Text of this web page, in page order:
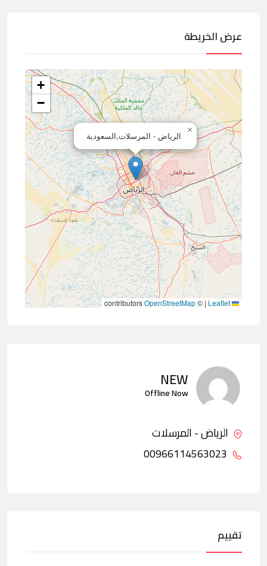
عرض الخريطة
الرياض - المرسلات,السعودية
×
+
−
|
©
OpenStreetMap
NEW
Offline Now
الرياض - المرسلات
تقييم